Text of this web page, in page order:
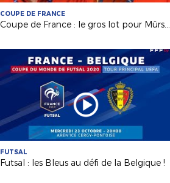
COUPE DE FRANCE
Coupe de France : le gros lot pour Mûrs-Erigné (R2)
FUTSAL
Futsal : les Bleus au défi de la Belgique !